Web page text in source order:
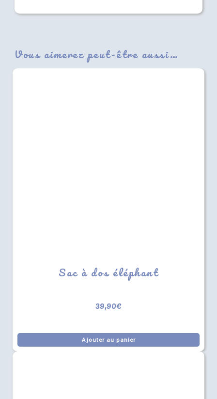
Vous aimerez peut-être aussi…
Sac à dos éléphant
39,90€
Ajouter au panier